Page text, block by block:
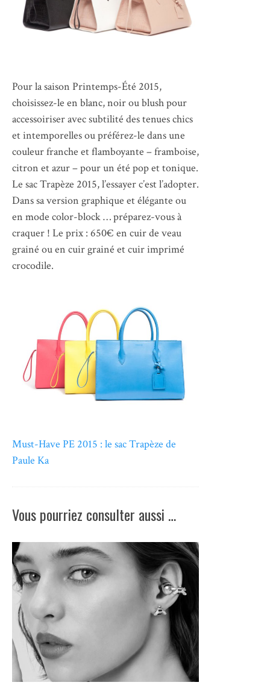
Pour la saison Printemps-Été 2015,
choisissez-le en blanc, noir ou blush pour
accessoiriser avec subtilité des tenues chics
et intemporelles ou préférez-le dans une
couleur franche et flamboyante – framboise,
citron et azur – pour un été pop et tonique.
Le sac Trapèze 2015, l’essayer c’est l’adopter.
Dans sa version graphique et élégante ou
en mode color-block … préparez-vous à
craquer ! Le prix : 650€ en cuir de veau
grainé ou en cuir grainé et cuir imprimé
crocodile.
Must-Have PE 2015 : le sac Trapèze de
Paule Ka
Vous pourriez consulter aussi …